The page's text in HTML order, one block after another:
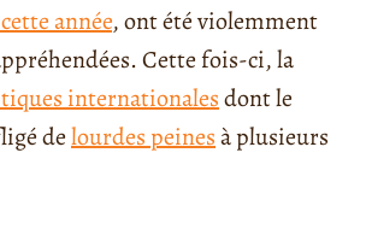
année, ont été violemment
Cette fois-ci, la
internationalesdont le
delourdes peinesà plusieurs